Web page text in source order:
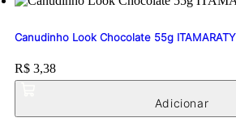
Canudinho Look Chocolate 55g ITAMARATY
Price:
R$ 3,38